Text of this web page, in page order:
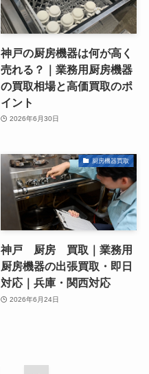
神戸の厨房機器は何が高く
売れる？｜業務用厨房機器
の買取相場と高価買取のポ
イント
2026年6月30日
厨房機器買取
神戸 厨房 買取｜業務用
厨房機器の出張買取・即日
対応｜兵庫・関西対応
2026年6月24日